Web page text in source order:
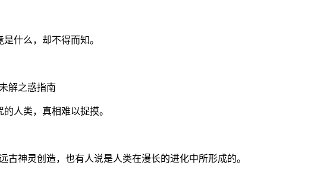
什么，却不得而知。
人类，真相难以捉摸。
神灵创造，也有人说是人类在漫长的进化中所形成的。